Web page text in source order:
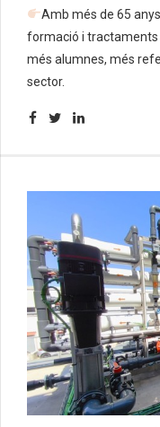
Amb més de 65
formació i tractaments
més alumnes, més
sector.